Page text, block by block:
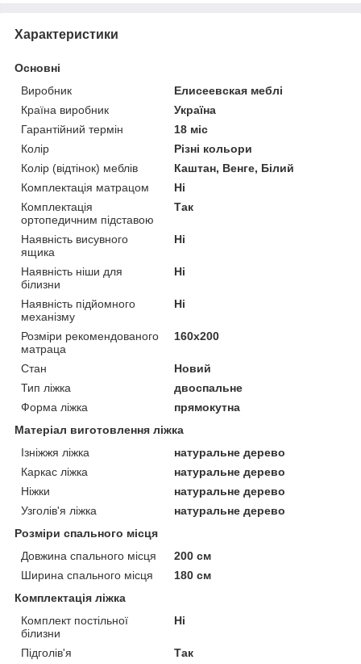
Характеристики
Основні
Виробник
Елисеевская меблі
Країна виробник
Україна
Гарантійний термін
18 міс
Колір
Різні кольори
Колір (відтінок) меблів
Каштан, Венге, Білий
Комплектація матрацом
Ні
Комплектація
ортопедичним підставою
Так
Наявність висувного
ящика
Ні
Наявність ніши для
білизни
Ні
Наявність підйомного
механізму
Ні
Розміри рекомендованого
матраца
160х200
Стан
Новий
Тип ліжка
двоспальне
Форма ліжка
прямокутна
Матеріал виготовлення ліжка
Ізніжжя ліжка
натуральне дерево
Каркас ліжка
натуральне дерево
Ніжки
натуральне дерево
Узголів'я ліжка
натуральне дерево
Розміри спального місця
Довжина спального місця
200 см
Ширина спального місця
180 см
Комплектація ліжка
Комплект постільної
білизни
Ні
Підголів'я
Так